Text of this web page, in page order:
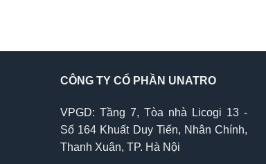
CÔNG TY CỔ PHẦN UNATRO
VPGD: Tầng 7, Tòa nhà Licogi 13 -
Số 164 Khuất Duy Tiến, Nhân Chính,
Thanh Xuân, TP. Hà Nội